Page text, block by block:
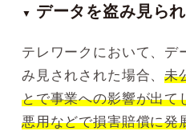
▼ データを盗み見ら
テレワークにおいて、デ
み見されされた場合、未
とで事業への影響が出て
悪用などで損害賠償に発